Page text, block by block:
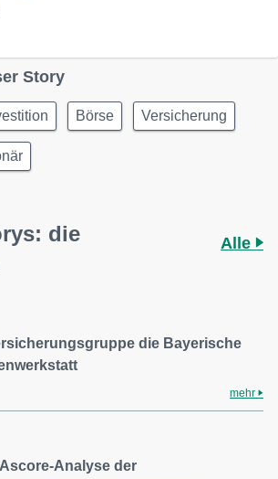
Story
Börse Versicherung
die
Alle
die Bayerische
mehr
Analyse der